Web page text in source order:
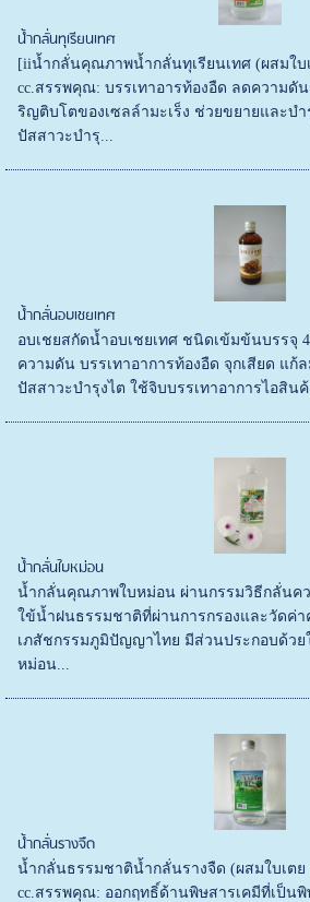
น้ำกลั่นทุเรียนเทศ
[iiน้ำกลั่นคุณภาพน้ำกลั่นทุเรียนเทศ (ผสมใบ
cc.สรรพคุณ: บรรเทาอารท้องอืด ลดความดัน
ริญติบโตของเซลล์ามะเร็ง ช่วยขยายและบ
ปัสสาวะบำรุ...
น้ำกลั่นอบเชยเทศ
อบเชยสกัดน้ำอบเชยเทศ ชนิดเข้มข้นบรรจุ
ความดัน บรรเทาอาการท้องอืด จุกเสียด แก้
ปัสสาวะบำรุงไต ใช้จิบบรรเทาอาการไอสิน
น้ำกลั่นใบหม่อน
น้ำกลั่นคุณภาพใบหม่อน ผ่านกรรมวิธีกลั่นค
ใข้น้ำฝนธรรมชาติที่ผ่านการกรองและวัดค่
เภสัชกรรมภูมิปัญญาไทย มีส่วนประกอบด้วย
หม่อน...
น้ำกลั่นรางจืด
น้ำกลั่นธรรมชาติน้ำกลั่นรางจืด (ผสมใบเตย
cc.สรรพคุณ: ออกฤทธิ์ด้านพิษสารเคมีที่เป็นพิ